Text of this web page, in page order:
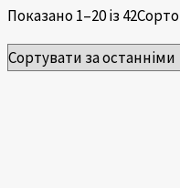
Показано 1–20 із 42